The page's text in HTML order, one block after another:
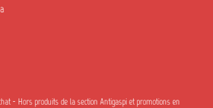
- Hors produits de la section Antigaspi et promotions en